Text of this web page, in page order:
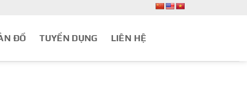
ĐỒ TUYỂN DỤNG LIÊN HỆ